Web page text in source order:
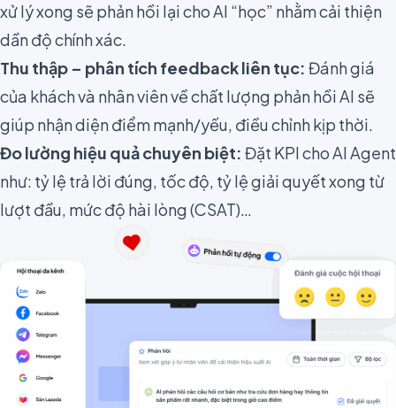
xử lý xong sẽ phản hồi lại cho AI “học” nhằm cải thiện
dần độ chính xác.
Thu thập – phân tích feedback liên tục: Đánh giá
của khách và nhân viên về chất lượng phản hồi AI sẽ
giúp nhận diện điểm mạnh/yếu, điều chỉnh kịp thời.
Đo lường hiệu quả chuyên biệt: Đặt KPI cho AI Agent
như: tỷ lệ trả lời đúng, tốc độ, tỷ lệ giải quyết xong từ
lượt đầu, mức độ hài lòng (CSAT)…